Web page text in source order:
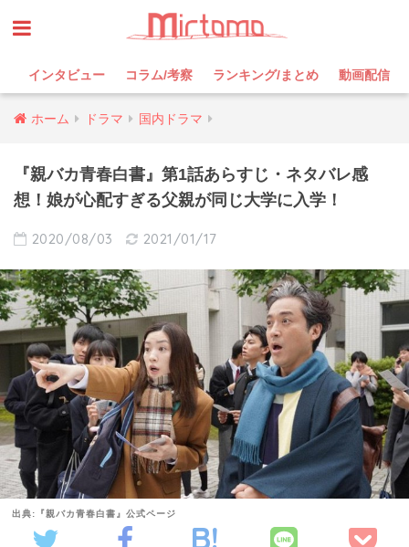
インタビュー コラム/考察 ランキング/まとめ 動画配信
ホーム ドラマ 国内ドラマ
『親バカ青春白書』第1話あらすじ・ネタバレ感
想！娘が心配すぎる父親が同じ大学に入学！
2020/08/03 2021/01/17
出典:『親バカ青春白書』公式ページ